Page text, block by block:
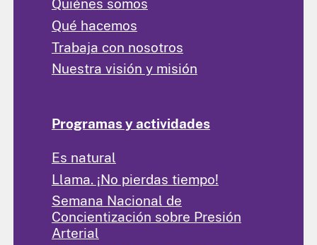
Quiénes somos
Qué hacemos
Trabaja con nosotros
Nuestra visión y misión
Programas y actividades
Es natural
Llama. ¡No pierdas tiempo!
Semana Nacional de
Concientización sobre Presión
Arterial